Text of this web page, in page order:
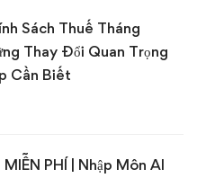
Sách Thuế Tháng
Thay Đổi Quan Trọng
Cần Biết
PHÍ | Nhập Môn AI